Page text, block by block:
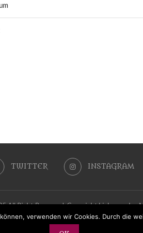
TWITTER INSTAGRAM
All Right Reserved. Copyright
verwenden wir Cookies. Durch die